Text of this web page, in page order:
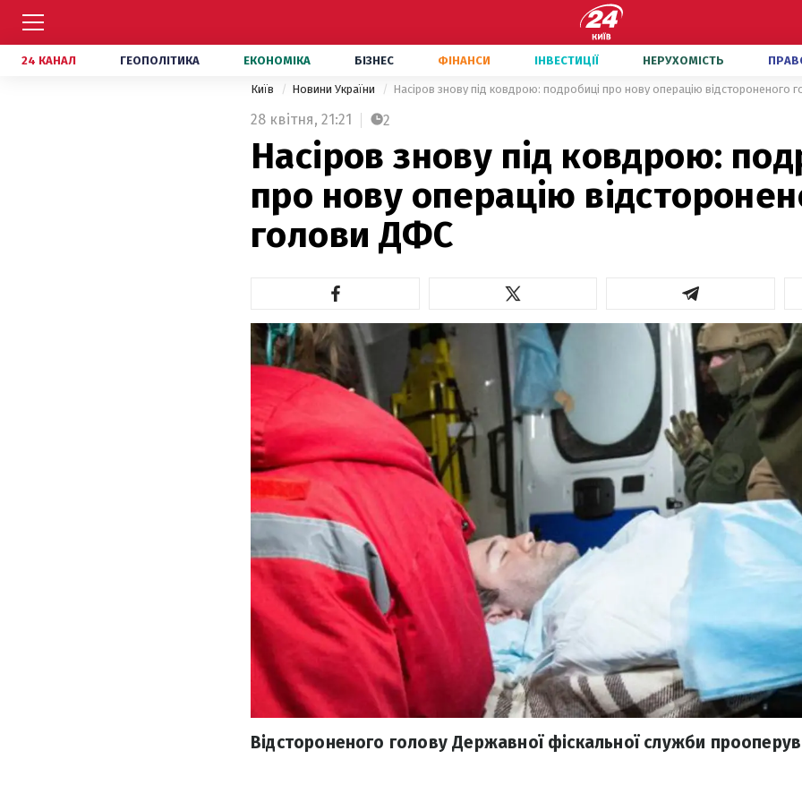
24 КАНАЛ ГЕОПОЛІТИКА ЕКОНОМІКА БІЗНЕС ФІНАНСИ ІНВЕСТИЦІЇ НЕРУХОМІСТЬ
Київ Новини України Насіров знову під ковдрою: подробиці про нову операцію відстороненого
28 квітня, 21:21 2
Насіров знову під ковдрою:
про нову операцію
голови ДФС
Відстороненого голову Державної фіскальної служби